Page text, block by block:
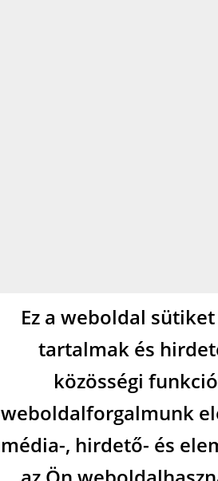
Ez a weboldal
tartalmak és
közösségi
weboldalforgalmunk
média-, hirdető- és